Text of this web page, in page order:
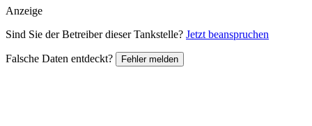
Anzeige
Sind Sie der Betreiber dieser Tankstelle? Jetzt beanspruchen
Falsche Daten entdeckt? Fehler melden